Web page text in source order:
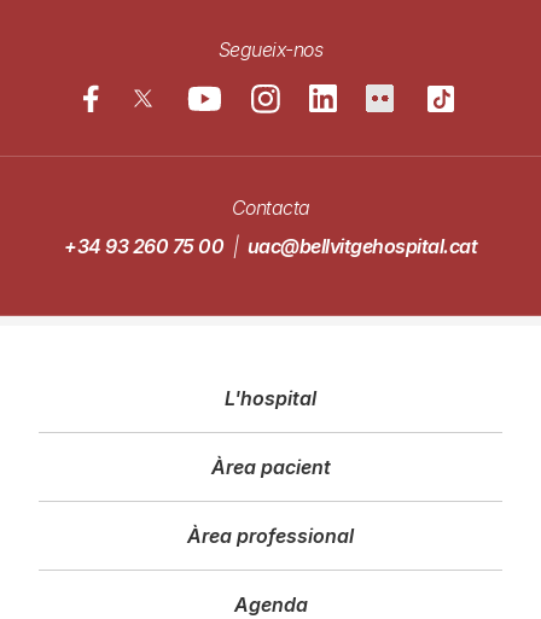
Segueix-nos
Contacta
+34 93 260 75 00 | uac@bellvitgehospital.cat
principal
L'hospital
Àrea pacient
Àrea professional
Agenda